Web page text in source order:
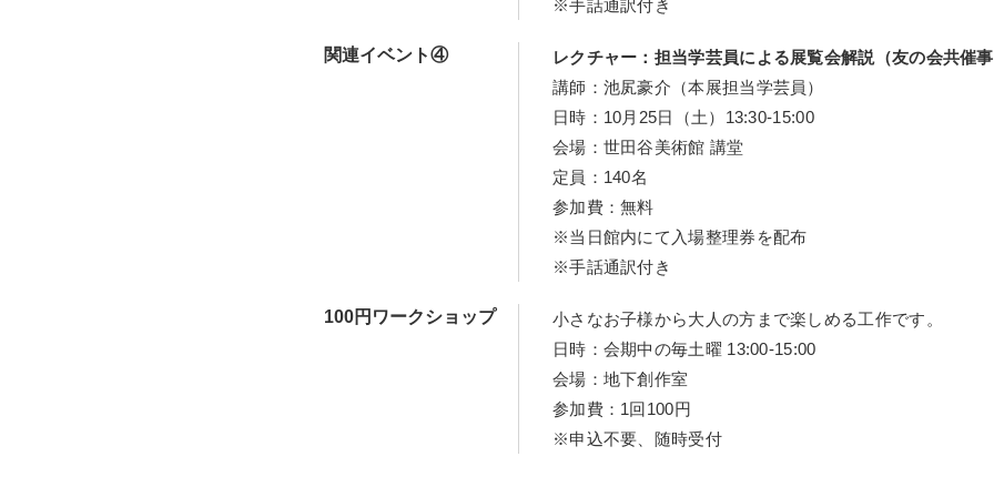
※手話通訳付き
関連イベント④
レクチャー：担当学芸員による展覧会解説（友の会共催
講師：池㞍豪介（本展担当学芸員）
日時：10月25日（土）13:30-15:00
会場：世田谷美術館 講堂
定員：140名
参加費：無料
※当日館内にて入場整理券を配布
※手話通訳付き
100円ワークショップ
小さなお子様から大人の方まで楽しめる工作です。
日時：会期中の毎土曜 13:00-15:00
会場：地下創作室
参加費：1回100円
※申込不要、随時受付